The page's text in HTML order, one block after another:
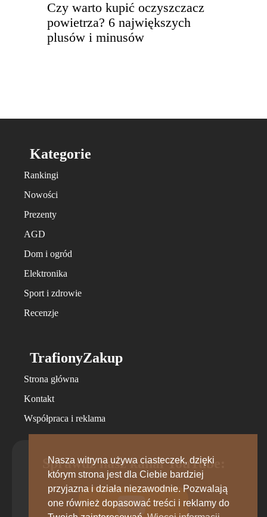
Czy warto kupić oczyszczacz
powietrza? 6 największych
plusów i minusów
Kategorie
Rankingi
Nowości
Prezenty
AGD
Dom i ogród
Elektronika
Sport i zdrowie
Recenzje
TrafionyZakup
Strona główna
Kontakt
Współpraca i reklama
Sprawdź nasz kanał YouTube:
Nasza witryna używa ciasteczek, dzięki
którym strona jest dla Ciebie bardziej
przyjazna i działa niezawodnie. Pozwalają
one również dopasować treści i reklamy do